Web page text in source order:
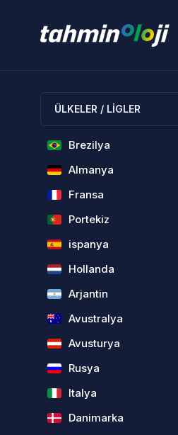
ÜLKELER / LİGLER
Brezilya
Almanya
Fransa
Portekiz
ispanya
Hollanda
Arjantin
Avustralya
Avusturya
Rusya
Italya
Danimarka